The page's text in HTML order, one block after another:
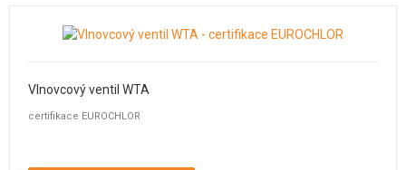
Vlnovcový ventil WTA
certifikace EUROCHLOR